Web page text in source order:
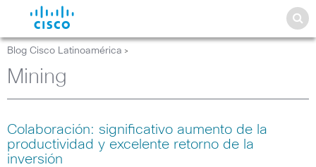
Blog Cisco Latinoamérica >
Mining
Colaboración: significativo aumento de la
productividad y excelente retorno de la
inversión